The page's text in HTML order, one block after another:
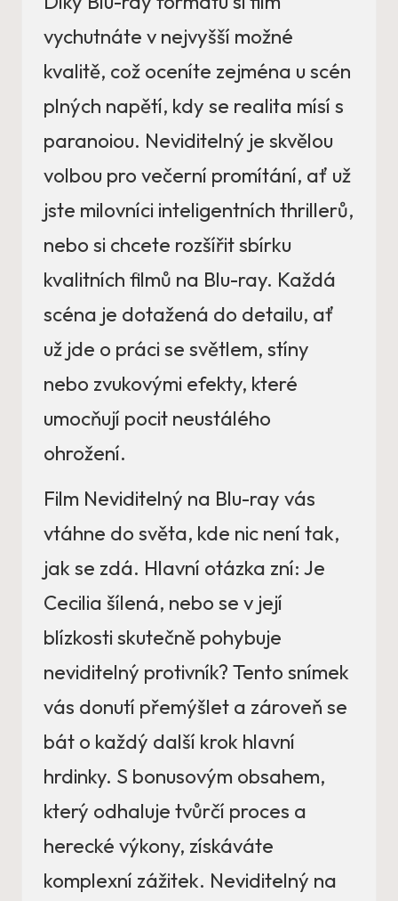
vychutnáte v nejvyšší možné
kvalitě, což oceníte zejména u scén
plných napětí, kdy se realita mísí s
paranoiou. Neviditelný je skvělou
volbou pro večerní promítání, ať už
jste milovníci inteligentních thrillerů,
nebo si chcete rozšířit sbírku
kvalitních filmů na Blu-ray. Každá
scéna je dotažená do detailu, ať
už jde o práci se světlem, stíny
nebo zvukovými efekty, které
umocňují pocit neustálého
ohrožení.
Film Neviditelný na Blu-ray vás
vtáhne do světa, kde nic není tak,
jak se zdá. Hlavní otázka zní: Je
Cecilia šílená, nebo se v její
blízkosti skutečně pohybuje
neviditelný protivník? Tento snímek
vás donutí přemýšlet a zároveň se
bát o každý další krok hlavní
hrdinky. S bonusovým obsahem,
který odhaluje tvůrčí proces a
herecké výkony, získáváte
komplexní zážitek. Neviditelný na